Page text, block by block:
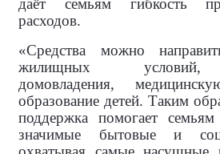
даёт семьям гибкость
расходов.
«Средства можно
жилищных условий,
домовладения,
образование детей. Таким
поддержка помогает
значимые бытовые и